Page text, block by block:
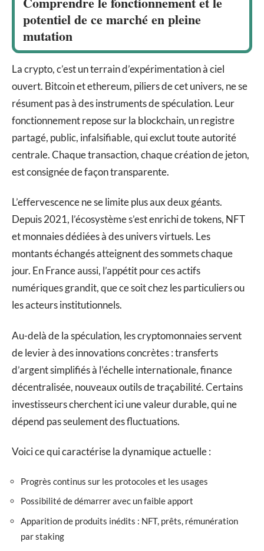
potentiel de ce marché en pleine
mutation
La crypto, c’est un terrain d’expérimentation à ciel
ouvert. Bitcoin et ethereum, piliers de cet univers, ne se
résument pas à des instruments de spéculation. Leur
fonctionnement repose sur la blockchain, un registre
partagé, public, infalsifiable, qui exclut toute autorité
centrale. Chaque transaction, chaque création de jeton,
est consignée de façon transparente.
L’effervescence ne se limite plus aux deux géants.
Depuis 2021, l’écosystème s’est enrichi de tokens, NFT
et monnaies dédiées à des univers virtuels. Les
montants échangés atteignent des sommets chaque
jour. En France aussi, l’appétit pour ces actifs
numériques grandit, que ce soit chez les particuliers ou
les acteurs institutionnels.
Au-delà de la spéculation, les cryptomonnaies servent
de levier à des innovations concrètes : transferts
d’argent simplifiés à l’échelle internationale, finance
décentralisée, nouveaux outils de traçabilité. Certains
investisseurs cherchent ici une valeur durable, qui ne
dépend pas seulement des fluctuations.
Voici ce qui caractérise la dynamique actuelle :
Progrès continus sur les protocoles et les usages
Possibilité de démarrer avec un faible apport
Apparition de produits inédits : NFT, prêts, rémunération
par staking